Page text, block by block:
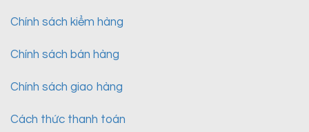
Chính sách kiểm hàng
Chính sách bán hàng
Chính sách giao hàng
Cách thức thanh toán